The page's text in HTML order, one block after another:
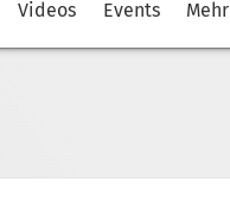
Videos Events Mehr